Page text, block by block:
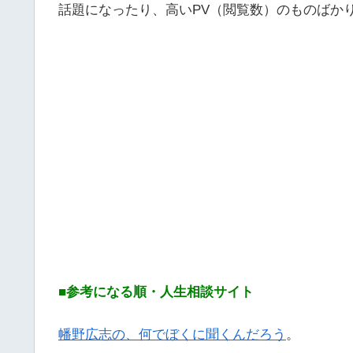
話題になったり、高いPV（閲覧数）のものばか
■参考になる順・人生相談サイト
幡野広志の、何でぼくに聞くんだろう 。